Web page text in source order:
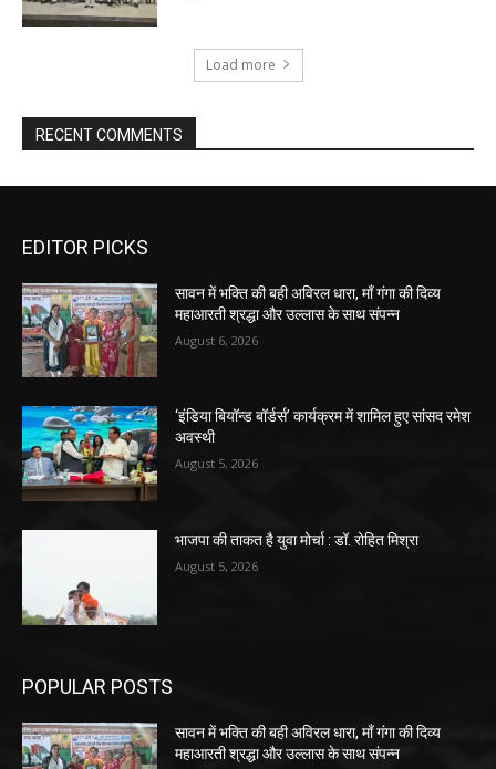
Load more
RECENT COMMENTS
EDITOR PICKS
सावन में भक्ति की बही अविरल धारा, माँ गंगा की दिव्य
महाआरती श्रद्धा और उल्लास के साथ संपन्न
August 6, 2026
‘इंडिया बियॉन्ड बॉर्डर्स’ कार्यक्रम में शामिल हुए सांसद रमेश
अवस्थी
August 5, 2026
भाजपा की ताकत है युवा मोर्चा : डॉ. रोहित मिश्रा
August 5, 2026
POPULAR POSTS
सावन में भक्ति की बही अविरल धारा, माँ गंगा की दिव्य
महाआरती श्रद्धा और उल्लास के साथ संपन्न